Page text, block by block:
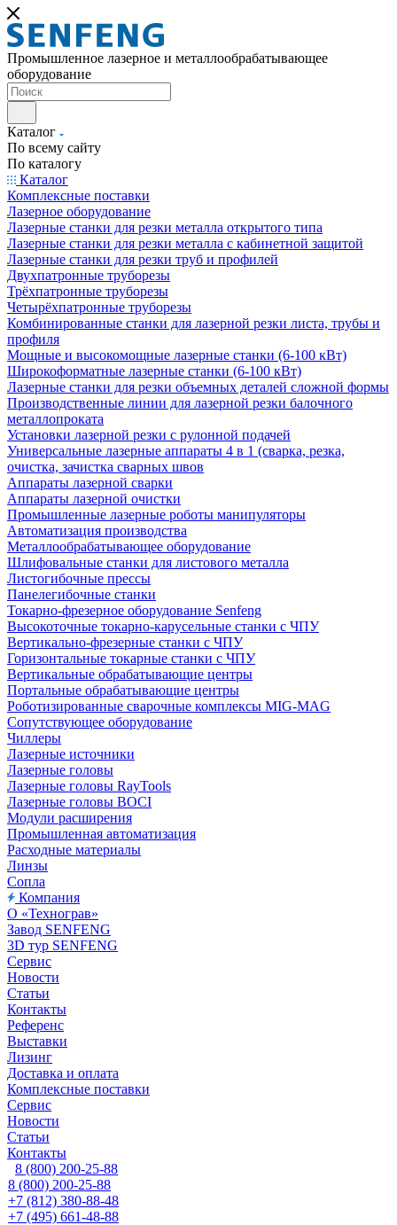
Промышленное лазерное и металлообрабатывающее
оборудование
Каталог
По всему сайту
По каталогу
Каталог
Комплексные поставки
Лазерное оборудование
Лазерные станки для резки металла открытого типа
Лазерные станки для резки металла с кабинетной защитой
Лазерные станки для резки труб и профилей
Двухпатронные труборезы
Трёхпатронные труборезы
Четырёхпатронные труборезы
Комбинированные станки для лазерной резки листа, трубы и
профиля
Мощные и высокомощные лазерные станки (6-100 кВт)
Широкоформатные лазерные станки (6-100 кВт)
Лазерные станки для резки объемных деталей сложной формы
Производственные линии для лазерной резки балочного
металлопроката
Установки лазерной резки с рулонной подачей
Универсальные лазерные аппараты 4 в 1 (сварка, резка,
очистка, зачистка сварных швов
Аппараты лазерной сварки
Аппараты лазерной очистки
Промышленные лазерные роботы манипуляторы
Автоматизация производства
Металлообрабатывающее оборудование
Шлифовальные станки для листового металла
Листогибочные прессы
Панелегибочные станки
Токарно-фрезерное оборудование Senfeng
Высокоточные токарно-карусельные станки с ЧПУ
Вертикально-фрезерные станки с ЧПУ
Горизонтальные токарные станки с ЧПУ
Вертикальные обрабатывающие центры
Портальные обрабатывающие центры
Роботизированные сварочные комплексы MIG-MAG
Сопутствующее оборудование
Чиллеры
Лазерные источники
Лазерные головы
Лазерные головы RayTools
Лазерные головы BOCI
Модули расширения
Промышленная автоматизация
Расходные материалы
Линзы
Сопла
Компания
О «Технограв»
Завод SENFENG
3D тур SENFENG
Сервис
Новости
Статьи
Контакты
Референс
Выставки
Лизинг
Доставка и оплата
Комплексные поставки
Сервис
Новости
Статьи
Контакты
8 (800) 200-25-88
8 (800) 200-25-88
+7 (812) 380-88-48
+7 (495) 661-48-88